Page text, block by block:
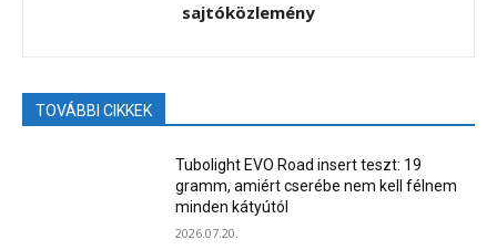
sajtóközlemény
TOVÁBBI CIKKEK
Tubolight EVO Road insert teszt: 19
gramm, amiért cserébe nem kell félnem
minden kátyútól
2026.07.20.